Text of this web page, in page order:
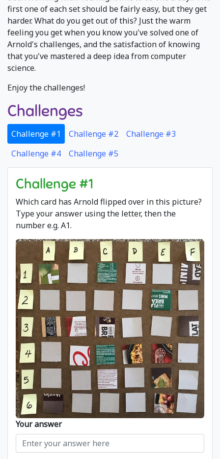
first one of each set should be fairly easy, but they get
harder. What do you get out of this? Just the warm
feeling you get when you know you've solved one of
Arnold's challenges, and the satisfaction of knowing
that you've mastered a deep idea from computer
science.
Enjoy the challenges!
Challenges
Challenge #1 Challenge #2
Challenge #3
Challenge #4
Challenge #5
Challenge #1
Which card has Arnold flipped over in this picture?
Type your answer using the letter, then the
number e.g. A1.
Your answer